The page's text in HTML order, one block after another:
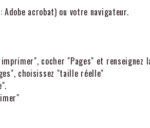
acrobat) ou votre navigateur.
cocher "Pages" et renseignez
choisissez "taille réelle"